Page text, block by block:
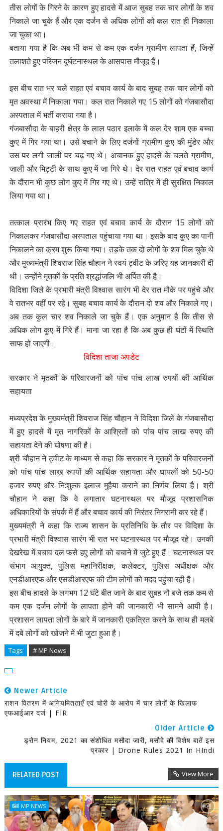
तीस लोगों के गिरने के कारण हुए हादसे में आज सुबह तक चार लोगों के शव
निकाले जा चुके हैं और एक दर्जन से अधिक लोगों को कल रात ही निकाला
जा चुका था।
बताया गया है कि अब भी कम से कम एक दर्जन ग्रामीण लापता हैं, जिन्हें
तलाशते हुए परिजन दुर्घटनास्थल के आसपास मौजूद हैं।
इस बीच रात भर चले राहत एवं बचाव कार्य के बाद सुबह तक चार लोगों को
मृत अवस्था में निकाला गया। कल रात निकाले गए 15 लोगों को गंजबासौदा
अस्पताल में भर्ती कराया गया है।
गंजबासौदा के बाहरी क्षेत्र के लाल पठार इलाके में कल देर शाम एक बच्चा
कुए में गिर गया था। उसे बचाने के लिए दर्जनों ग्रामीण कुए की मुंडेर और
उस पर लगी जाली पर चढ़ गए थे। अचानक हुए हादसे के चलते ग्रामीण,
जाली और मिट्टी के साथ कुए में जा गिरे थे। देर रात राहत एवं बचाव कार्य
के दौरान भी कुछ लोग कुए में गिर गए थे। उन्हें रात्रि में ही सुरक्षित निकाल
लिया गया था।
तत्काल प्रारंभ किए गए राहत एवं बचाव कार्य के दौरान 15 लोगों को
निकालकर गंजबासौदा अस्पताल पहुंचाया गया था। इसके बाद कुए का पानी
निकालने का क्रम शुरू किया गया। तड़के तक दो लोगों के शव मिल चुके थे
और मुख्यमंत्री शिवराज सिंह चौहान ने स्वयं ट्वीट के जरिए यह जानकारी दी
थी। उन्होंने मृतकों के प्रति श्रद्धांजलि भी अर्पित की है।
विदिशा जिले के प्रभारी मंत्री विश्वास सारंग भी देर रात मौके पर पहुंचे और
वे रातभर वहीं पर रहे। सुबह बचाव कार्य के दौरान दो शव और निकाले गए।
अब तक कुल चार शव निकाले जा चुके हैं। एक अनुमान है कि तीस से
अधिक लोग कुए में गिरे हैं। माना जा रहा है कि अब कुछ ही घंटों में स्थिति
साफ हो जाएगी।
विदिशा ताजा अपडेट
सरकार ने मृतकों के परिवारजनों को पांच पांच लाख रुपयों की आर्थिक
सहायता
मध्यप्रदेश के मुख्यमंत्री शिवराज सिंह चौहान ने विदिशा जिले के गंजबासौदा
में हुए हादसे में मृत नागरिकों के आश्रितों को पांच पांच लाख रुपए की
सहायता देने की घोषणा की है।
श्री चौहान ने ट्वीट के माध्यम से कहा कि सरकार ने मृतकों के परिवारजनों
को पांच पांच लाख रुपयों की आर्थिक सहायता और घायलों को 50-50
हजार रुपए और नि:शुल्क इलाज मुहैया कराने का निर्णय लिया है। श्री
चौहान ने कहा कि वे लगातार घटनास्थल पर मौजूद प्रशासनिक
अधिकारियों के संपर्क में हैं और बचाव कार्य की निरंतर निगरानी कर रहे हैं।
मुख्यमंत्री ने कहा कि राज्य शासन के प्रतिनिधि के तौर पर विदिशा के
प्रभारी मंत्री विश्वास सारंग भी रात भर घटनास्थल पर मौजूद रहे। उनकी
देखरेख में बचाव दल फसे हएु लोगों को बचाने में जुटे हुए हैं। घटनास्थल पर
संभाग आयुक्त, पुलिस महानिरीक्षक, कलेक्टर, पुलिस अधीक्षक और
एनडीआरएफ और एसडीआरएफ की टीम लोगों को मदद पहुंचा रही है।
इस बीच हादसे के लगभग 12 घंटे बीत जाने के बाद सुबह नौ बजे तक कम से
कम एक दर्जन लोगों के लापता होने की जानकारी भी सामने आयी है।
प्रशासन लापता लोगों के बारे में जानकारी एकत्रित करने के साथ ही मलबे
में दबे लोगों को खोजने में भी जुटा हुआ है।
Tags # MP News
Newer Article
राशन वितरण में अनियमितताएँ एवं चोरी के आरोप में चार लोगों के खिलाफ
एफआईआर दर्ज | FIR
Older Article
ड्रोन नियम, 2021 का संशोधित मसौदा जारी, मसौदे की विशेष बातें इस
प्रकार | Drone Rules 2021 In HIndi
RELATED POST View More
MP NEWS